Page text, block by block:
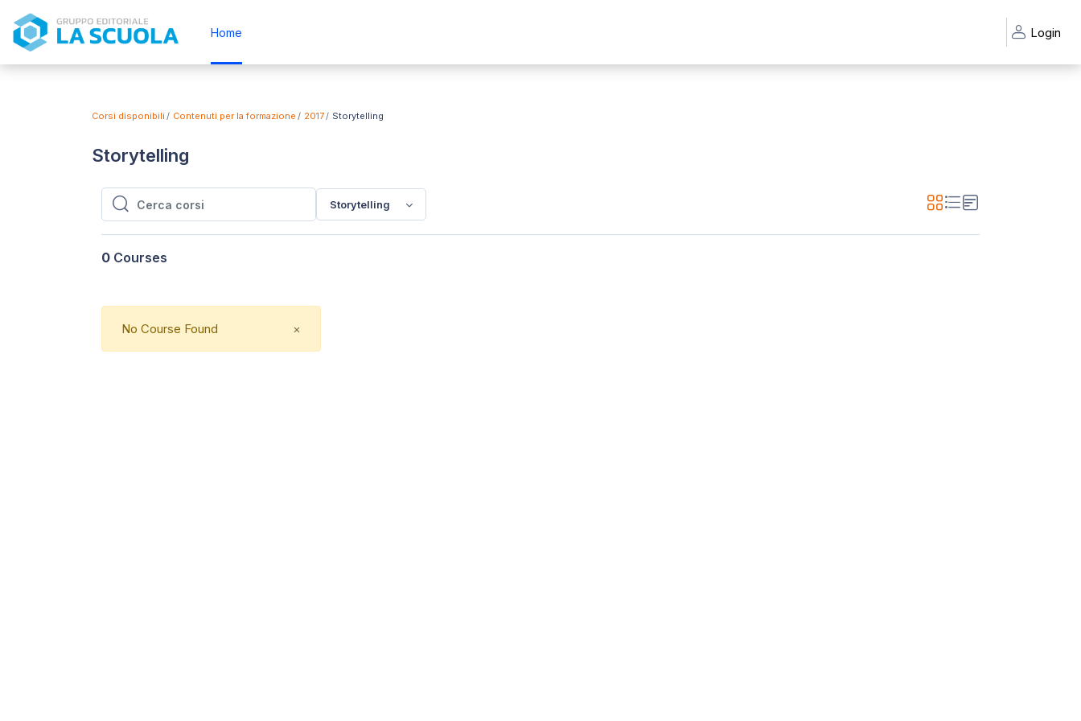
Home Login
Corsi disponibili Contenuti per la formazione 2017 Storytelling
Storytelling
Cerca corsi
Cerca corsi
Storytelling
0 Courses
×
No Course Found